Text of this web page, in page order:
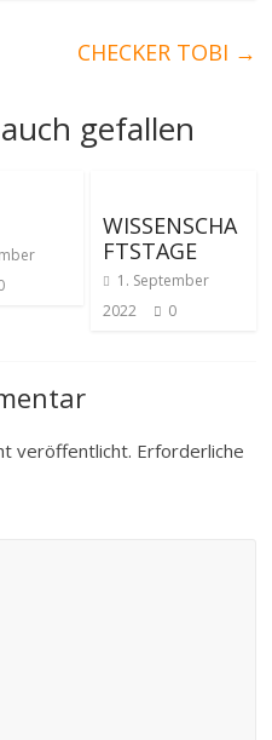
CHECKER TOBI →
gefallen
WISSENSCHA
FTSTAGE
1. September
2022
0
veröffentlicht. Erforderliche